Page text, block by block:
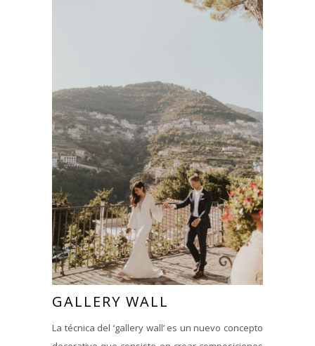
GALLERY WALL
La técnica del ‘gallery wall’ es un nuevo concepto